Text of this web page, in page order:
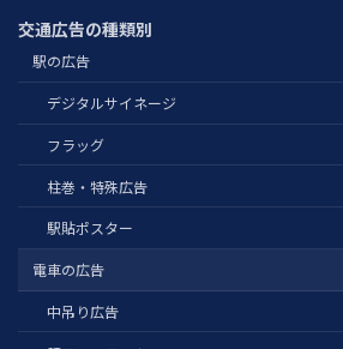
交通広告の種類別
駅の広告
デジタルサイネージ
フラッグ
柱巻・特殊広告
駅貼ポスター
電車の広告
中吊り広告